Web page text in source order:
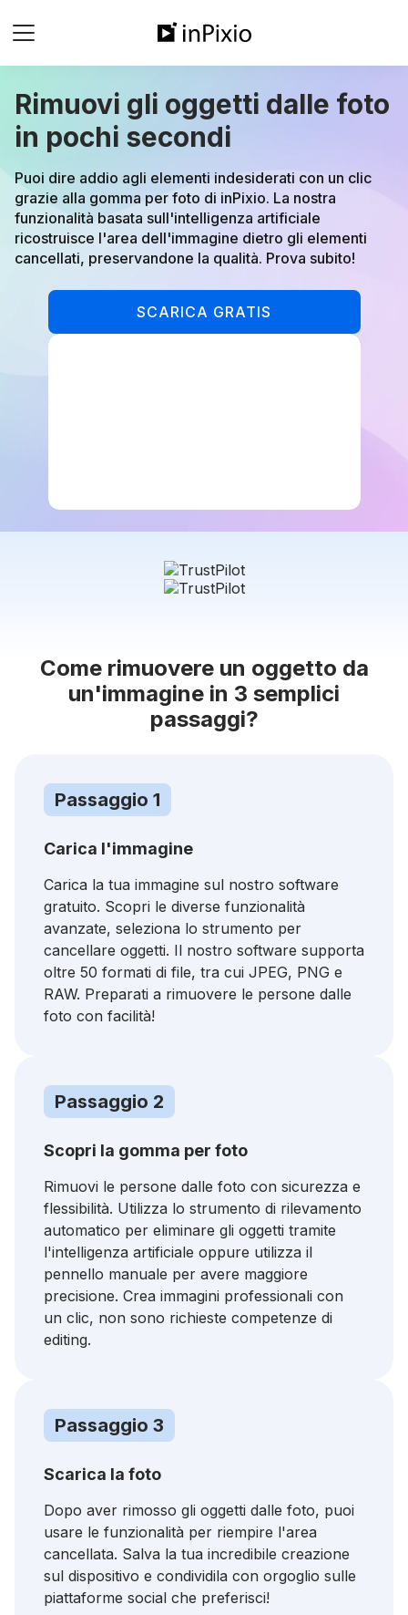
Rimuovi gli oggetti dalle foto
in pochi secondi
Puoi dire addio agli elementi indesiderati con un clic
grazie alla gomma per foto di inPixio. La nostra
funzionalità basata sull'intelligenza artificiale
ricostruisce l'area dell'immagine dietro gli elementi
cancellati, preservandone la qualità. Prova subito!
SCARICA GRATIS
Come rimuovere un oggetto da
un'immagine in 3 semplici
passaggi?
Passaggio 1
Carica l'immagine
Carica la tua immagine sul nostro software
gratuito. Scopri le diverse funzionalità
avanzate, seleziona lo strumento per
cancellare oggetti. Il nostro software supporta
oltre 50 formati di file, tra cui JPEG, PNG e
RAW. Preparati a rimuovere le persone dalle
foto con facilità!
Passaggio 2
Scopri la gomma per foto
Rimuovi le persone dalle foto con sicurezza e
flessibilità. Utilizza lo strumento di rilevamento
automatico per eliminare gli oggetti tramite
l'intelligenza artificiale oppure utilizza il
pennello manuale per avere maggiore
precisione. Crea immagini professionali con
un clic, non sono richieste competenze di
editing.
Passaggio 3
Scarica la foto
Dopo aver rimosso gli oggetti dalle foto, puoi
usare le funzionalità per riempire l'area
cancellata. Salva la tua incredibile creazione
sul dispositivo e condividila con orgoglio sulle
piattaforme social che preferisci!